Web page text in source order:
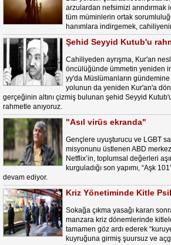
arzulardan nefsimizi arındırmak
tüm müminlerin ortak
hanımlara indirgemek,
Şehid Seyyid Kutub'u
Cahiliyeden ayrışma, Kur'an
öncülüğünde ümmetin yeniden
yy'da Müslümanların gündemine
yolunun da yeniden Kur'an'a
gerçeğinin altını çizmiş bulunan şehid Seyyid
rahmetle anıyoruz.
"Asıl virüs ekranda"
Gençlere uyuşturucu ve LGBT
misyonunu üstlenen ABD
Netflix’in, toplumsal değerleri
kurguladığı son yapımı, “Aşk
devam ediyor.
Kriz Yönetiminde Kitle
Sokağa çıkma yasağı kararı
manzara kriz dönemlerinde
tamamen göz ardı ederek
kuyruğuna girmiş şuursuz ve